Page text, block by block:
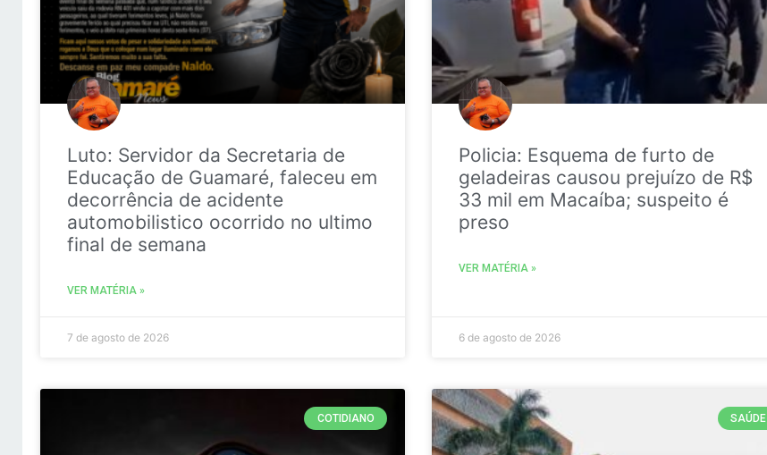
Luto: Servidor da Secretaria de
Educação de Guamaré, faleceu em
decorrência de acidente
automobilistico ocorrido no ultimo
final de semana
VER MATÉRIA »
7 de agosto de 2026
Policia: Esquema de furto de
geladeiras causou prejuízo de R$
33 mil em Macaíba; suspeito é
preso
VER MATÉRIA »
6 de agosto de 2026
COTIDIANO SAÚDE